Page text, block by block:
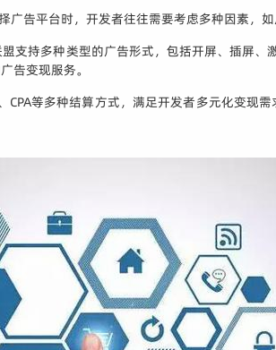
告平台时，开发者往往需要考虑多种因素，
支持多种类型的广告形式，包括开屏、插屏
告变现服务。
等多种结算方式，满足开发者多元化变